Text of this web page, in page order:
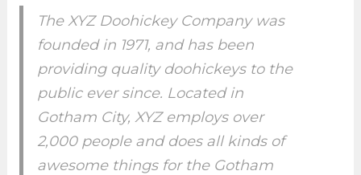
The XYZ Doohickey Company was
founded in 1971, and has been
providing quality doohickeys to the
public ever since. Located in
Gotham City, XYZ employs over
2,000 people and does all kinds of
awesome things for the Gotham